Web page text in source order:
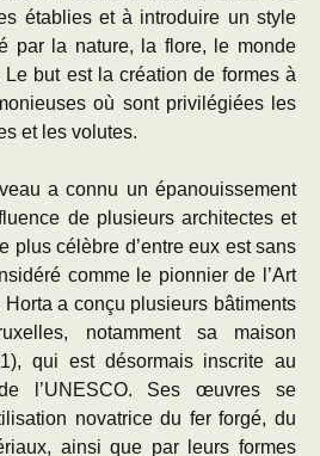
établies et à introduire un style
par la nature, la flore, le monde
but est la création de formes à
où sont privilégiées les
et les volutes.
a connu un épanouissement
de plusieurs architectes et
plus célèbre d’entre eux est sans
comme le pionnier de l’Art
a conçu plusieurs bâtiments
notamment sa maison
qui est désormais inscrite au
l’UNESCO. Ses œuvres se
novatrice du fer forgé, du
ainsi que par leurs formes